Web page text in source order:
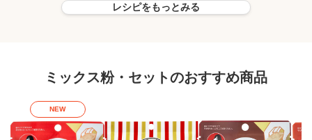
レシピをもっとみる
ミックス粉・セットのおすすめ商品
NEW